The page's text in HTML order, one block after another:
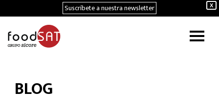
X
Suscríbete a nuestra newsletter
BLOG